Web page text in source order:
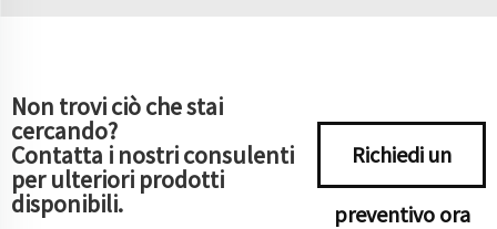
Non trovi ciò che stai
cercando?
Contatta i nostri consulenti
per ulteriori prodotti
disponibili.
Richiedi un
preventivo ora